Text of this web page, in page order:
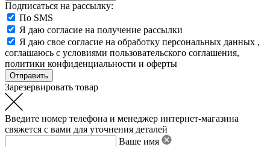
Подписаться на рассылку:
По SMS
Я даю согласие на получение рассылки
Я даю свое согласие на обработку персональных данных ,
соглашаюсь с условиями пользовательского соглашения,
политики конфиденциальности и оферты
Зарезервировать товар
Введите номер телефона и менеджер интернет-магазина
свяжется с вами для уточнения деталей
Ваше имя